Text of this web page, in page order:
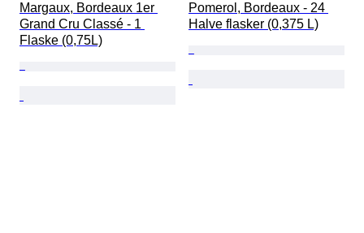
Margaux, Bordeaux 1er
Grand Cru Classé - 1
Flaske (0,75L)
Pomerol, Bordeaux - 24
Halve flasker (0,375 L)